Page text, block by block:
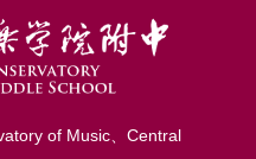
of Music、Central